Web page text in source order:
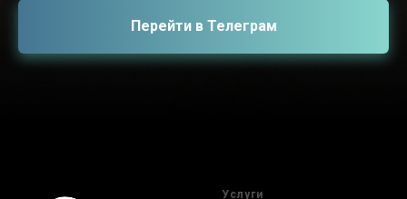
Перейти в Телеграм
Услуги